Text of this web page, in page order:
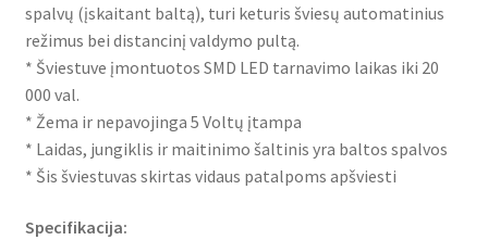
spalvų (įskaitant baltą), turi keturis šviesų automatinius
režimus bei distancinį valdymo pultą.
* Šviestuve įmontuotos SMD LED tarnavimo laikas iki 20
000 val.
* Žema ir nepavojinga 5 Voltų įtampa
* Laidas, jungiklis ir maitinimo šaltinis yra baltos spalvos
* Šis šviestuvas skirtas vidaus patalpoms apšviesti
Specifikacija: